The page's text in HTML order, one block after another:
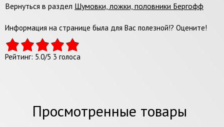
Вернуться в раздел Шумовки, ложки, половники Бергофф
Информация на странице была для Вас полезной!? Оцените!
Рейтинг: 5.0/5 3 голоса
Просмотренные товары